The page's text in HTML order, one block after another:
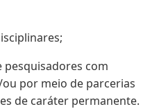
com
por meio de parcerias
de caráter permanente.